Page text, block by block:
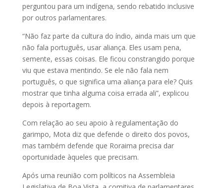
perguntou para um indígena, sendo rebatido inclusive
por outros parlamentares.
“Não faz parte da cultura do índio, ainda mais um que
não fala português, usar aliança. Eles usam pena,
semente, essas coisas. Ele ficou constrangido porque
viu que estava mentindo. Se ele não fala nem
português, o que significa uma aliança para ele? Quis
mostrar que tinha alguma coisa errada ali”, explicou
depois à reportagem.
Com relação ao seu apoio à regulamentação do
garimpo, Mota diz que defende o direito dos povos,
mas também defende que Roraima precisa dar
oportunidade àqueles que precisam.
Após uma reunião com políticos na Assembleia